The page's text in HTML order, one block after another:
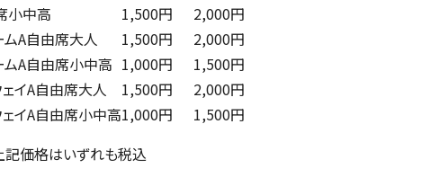
小中高
1,500円
2,000円
ムA自由席大人
1,500円
2,000円
ムA自由席小中高 1,000円
1,500円
イA自由席大人
1,500円
2,000円
イA自由席小中高1,000円
1,500円
価格はいずれも税込